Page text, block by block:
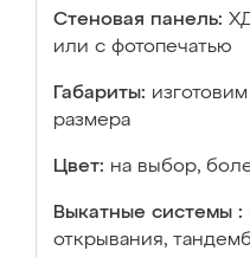
Стеновая панель:
или с фотопечатью
Габариты:
размера
Цвет: на выбор,
Выкатные системы :
открывания,